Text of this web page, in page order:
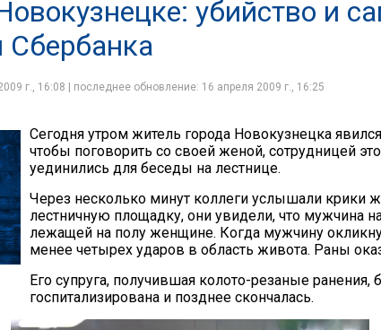
убийство и
Сбербанка
г., 16:08 | последнее обновление: 16 апреля 2009 г., 16:25
Сегодня утром житель города Новокузнецка
чтобы поговорить со своей женой, сотрудницей
уединились для беседы на лестнице.
Через несколько минут коллеги услышали
лестничную площадку, они увидели, что мужчина
лежащей на полу женщине. Когда мужчину
менее четырех ударов в область живота. Раны
Его супруга, получившая колото-резаные ранения,
госпитализирована и позднее скончалась.